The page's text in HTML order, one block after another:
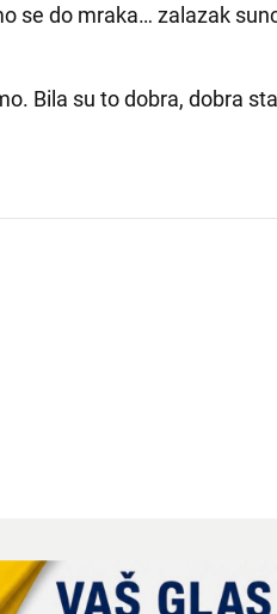
se do mraka… zalazak
Bila su to dobra, dobra